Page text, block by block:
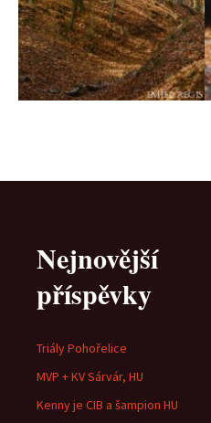
Nejnovější
příspěvky
Triály Pohořelice
MVP + KV Sárvár, HU
Kenny je CIB a šampion HU